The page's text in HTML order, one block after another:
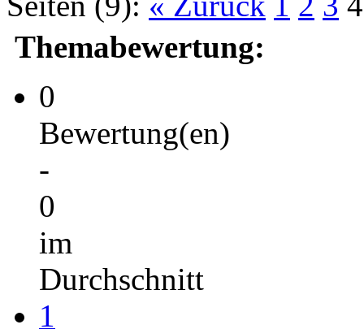
Themabewertung:
0
Bewertung(en)
-
0
im
Durchschnitt
1